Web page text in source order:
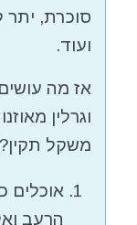
סוכרת,
ועוד.
אז מה
וגרלין
משקל תקין?
אוכלים
הרעב